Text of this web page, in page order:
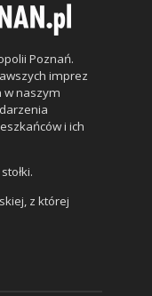
Poznań.
imprez
w naszym
i ich
z której